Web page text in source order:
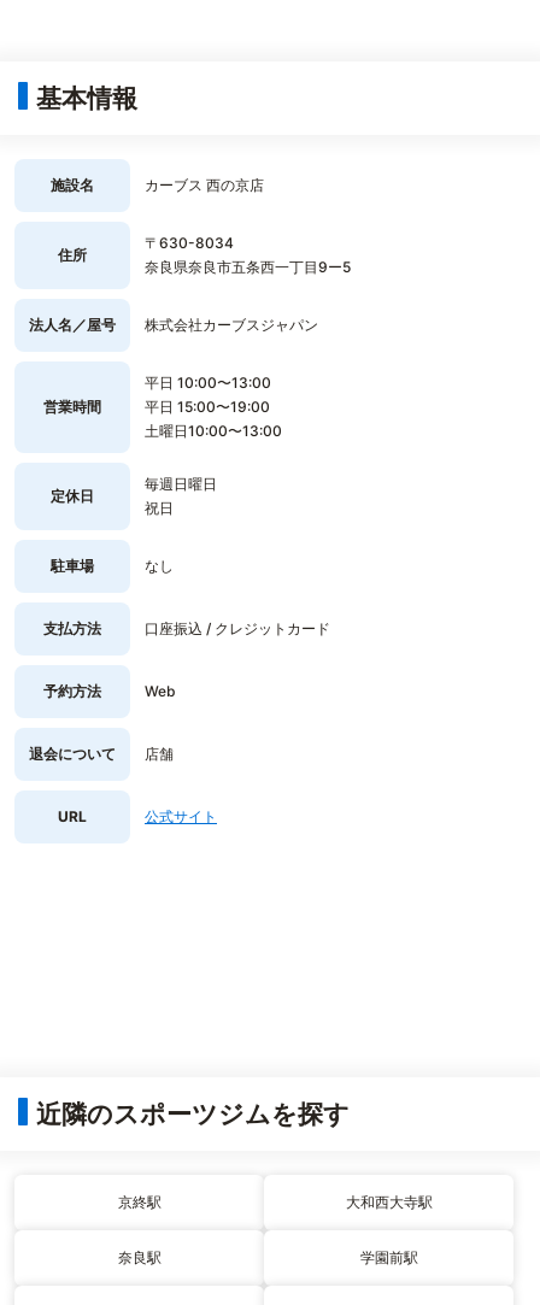
基本情報
施設名 カーブス 西の京店
住所
〒630-8034
奈良県奈良市五条西一丁目9ー5
法人名／屋号 株式会社カーブスジャパン
営業時間
平日 10:00〜13:00
平日 15:00〜19:00
土曜日10:00〜13:00
定休日
毎週日曜日
祝日
駐車場 なし
支払方法 口座振込 / クレジットカード
予約方法 Web
退会について 店舗
URL 公式サイト
近隣のスポーツジムを探す
京終駅 大和西大寺駅
奈良駅 学園前駅